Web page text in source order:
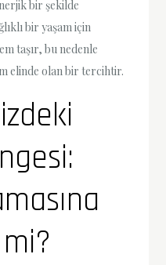
bir şekilde
bir yaşam için
taşır, bu nedenle
elinde olan bir tercihtir.